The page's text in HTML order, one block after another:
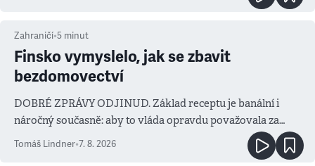
Zahraničí•5 minut
Finsko vymyslelo, jak se zbavit
bezdomovectví
DOBRÉ ZPRÁVY ODJINUD. Základ receptu je banální i
náročný současně: aby to vláda opravdu považovala za
prioritu
Tomáš Lindner•7. 8. 2026